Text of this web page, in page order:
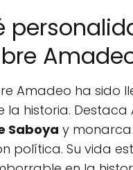
Amadeo ha sido
la historia.
Saboya y
política. Su vida